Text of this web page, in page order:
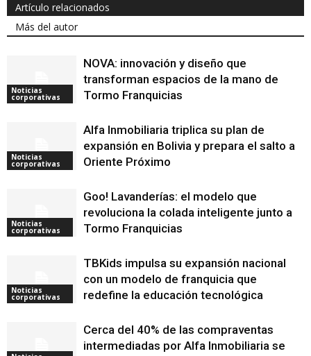
Artículo relacionados
Más del autor
Noticias
corporativas
NOVA: innovación y diseño que
transforman espacios de la mano de
Tormo Franquicias
Noticias
corporativas
Alfa Inmobiliaria triplica su plan de
expansión en Bolivia y prepara el salto a
Oriente Próximo
Noticias
corporativas
Goo! Lavanderías: el modelo que
revoluciona la colada inteligente junto a
Tormo Franquicias
Noticias
corporativas
TBKids impulsa su expansión nacional
con un modelo de franquicia que
redefine la educación tecnológica
Cerca del 40% de las compraventas
intermediadas por Alfa Inmobiliaria se